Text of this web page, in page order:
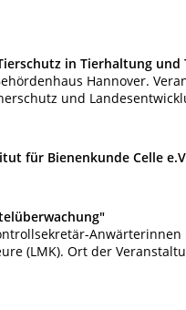
in Tierhaltung und
Hannover.
und
für Bienenkunde Celle
(LMK). Ort der